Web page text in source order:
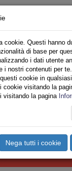
cookie. Questi hanno
di base per
i dati utente
i nostri contenuti per
cookie in
cookie visitando la
visitando la pagina
Nega tutti i cookie